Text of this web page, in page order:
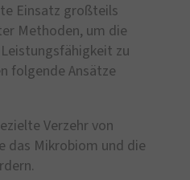
Einsatz großteils
Methoden, um die
zu
folgende Ansätze
Verzehr von
das Mikrobiom und die